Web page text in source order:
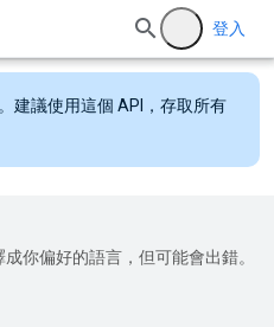
登入
建議使用這個 API，存取所有
你偏好的語言，但可能會出錯。